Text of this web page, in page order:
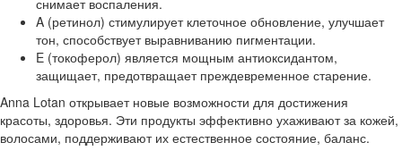
снимает воспаления.
A (ретинол) стимулирует клеточное обновление, улучшает
тон, способствует выравниванию пигментации.
E (токоферол) является мощным антиоксидантом,
защищает, предотвращает преждевременное старение.
Anna Lotan открывает новые возможности для достижения
красоты, здоровья. Эти продукты эффективно ухаживают за кожей,
волосами, поддерживают их естественное состояние, баланс.